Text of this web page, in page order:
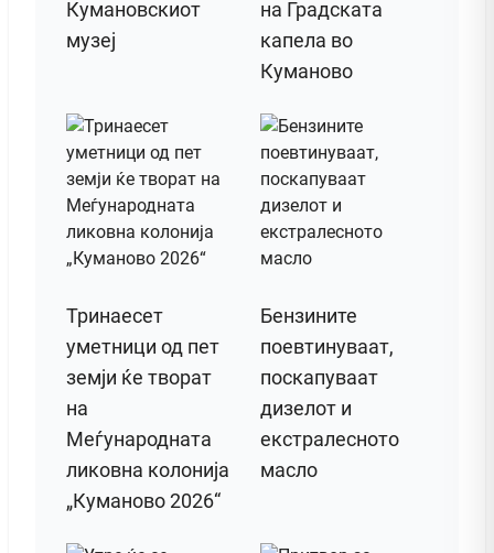
Кумановскиот
музеј
на Градската
капела во
Куманово
Тринаесет
уметници од пет
земји ќе творат
на
Меѓународната
ликовна колонија
„Куманово 2026“
Бензините
поевтинуваат,
поскапуваат
дизелот и
екстралесното
масло